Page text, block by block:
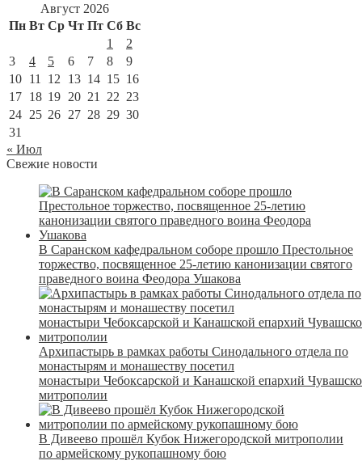
Август 2026
Пн Вт Ср Чт Пт Сб Вс
1
2
3
4 5 6 7 8
9
10 11 12 13 14 15 16
17 18 19 20 21 22 23
24 25 26 27 28 29 30
31
« Июл
Свежие новости
В Саранском кафедральном соборе прошло Престольное
торжество, посвященное 25-летию канонизации святого
праведного воина Феодора Ушакова
Архипастырь в рамках работы Синодального отдела по
монастырям и монашеству посетил
монастыри Чебоксарской и Канашской епархий
митрополии
В Дивеево прошёл Кубок Нижегородской митрополии
по армейскому рукопашному бою